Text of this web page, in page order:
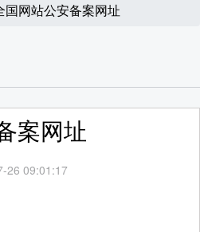
国网站公安备案网址
案网址
26 09:01:17